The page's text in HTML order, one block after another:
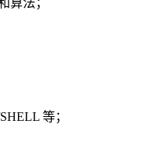
算法；
等；